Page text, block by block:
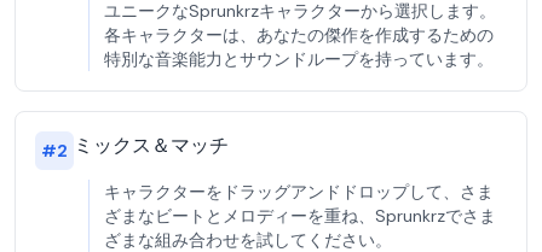
ユニークなSprunkrzキャラクターから選択します。
各キャラクターは、あなたの傑作を作成するための
特別な音楽能力とサウンドループを持っています。
#2 ミックス＆マッチ
キャラクターをドラッグアンドドロップして、さま
ざまなビートとメロディーを重ね、Sprunkrzでさま
ざまな組み合わせを試してください。